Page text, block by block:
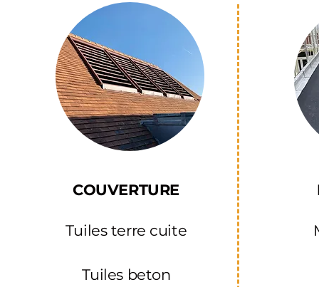
COUVERTURE
Tuiles terre cuite
Tuiles beton